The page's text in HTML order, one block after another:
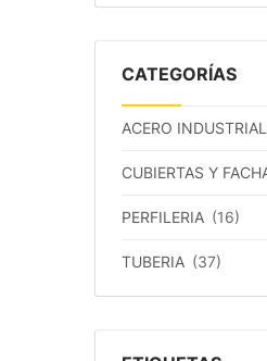
CATEGORÍAS
ACERO INDUSTRIAL
CUBIERTAS Y
PERFILERIA (16)
TUBERIA (37)